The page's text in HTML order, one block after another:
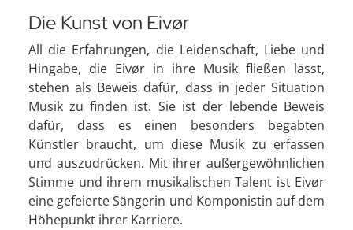
Die Kunst von Eivør
All die Erfahrungen, die Leidenschaft, Liebe und
Hingabe, die Eivør in ihre Musik fließen lässt,
stehen als Beweis dafür, dass in jeder Situation
Musik zu finden ist. Sie ist der lebende Beweis
dafür, dass es einen besonders begabten
Künstler braucht, um diese Musik zu erfassen
und auszudrücken. Mit ihrer außergewöhnlichen
Stimme und ihrem musikalischen Talent ist Eivør
eine gefeierte Sängerin und Komponistin auf dem
Höhepunkt ihrer Karriere.